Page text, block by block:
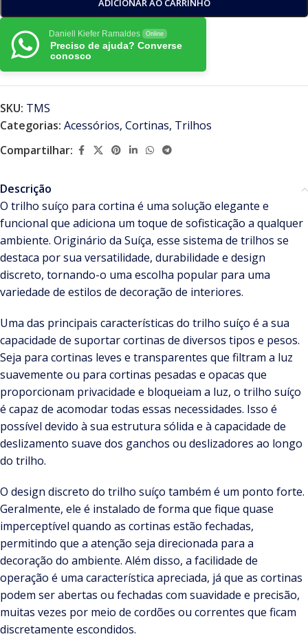
ADICIONAR AO CARRINHO
Daniell Kiefer Ramaldes Online
Preciso de ajuda? Converse
conosco
SKU: TMS
Categorias: Acessórios, Cortinas, Trilhos
Compartilhar:
Descrição
O trilho suíço para cortina é uma solução elegante e
funcional que adiciona um toque de sofisticação a qualquer
ambiente. Originário da Suíça, esse sistema de trilhos se
destaca por sua versatilidade, durabilidade e design
discreto, tornando-o uma escolha popular para uma
variedade de estilos de decoração de interiores.
Uma das principais características do trilho suíço é a sua
capacidade de suportar cortinas de diversos tipos e pesos.
Seja para cortinas leves e transparentes que filtram a luz
suavemente ou para cortinas pesadas e opacas que
proporcionam privacidade e bloqueiam a luz, o trilho suíço
é capaz de acomodar todas essas necessidades. Isso é
possível devido à sua estrutura sólida e à capacidade de
deslizamento suave dos ganchos ou deslizadores ao longo
do trilho.
O design discreto do trilho suíço também é um ponto forte.
Geralmente, ele é instalado de forma que fique quase
imperceptível quando as cortinas estão fechadas,
permitindo que a atenção seja direcionada para a
decoração do ambiente. Além disso, a facilidade de
operação é uma característica apreciada, já que as cortinas
podem ser abertas ou fechadas com suavidade e precisão,
muitas vezes por meio de cordões ou correntes que ficam
discretamente escondidos.